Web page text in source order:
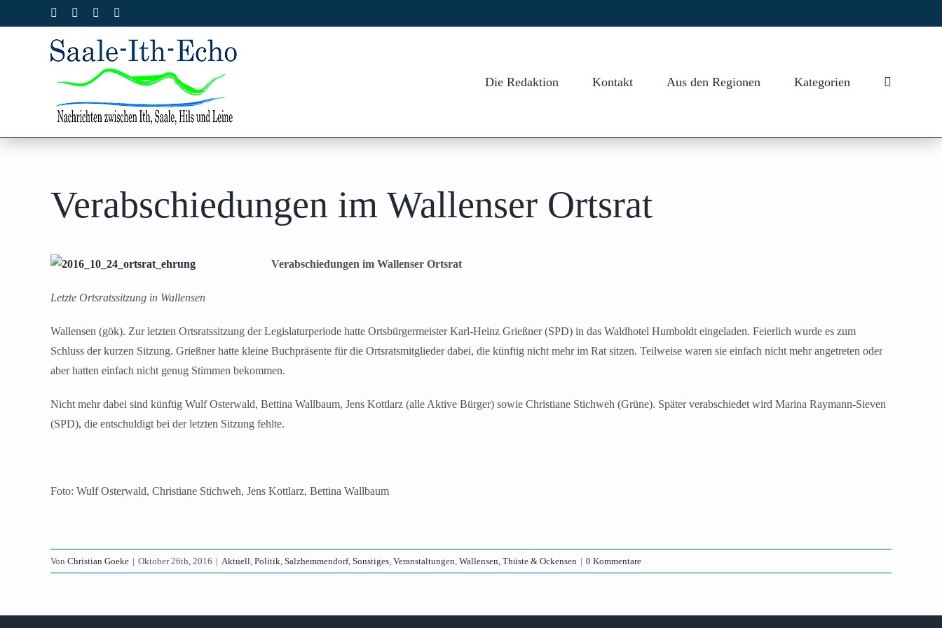
Inhalt
Facebook Instagram
Die Redaktion Kontakt Aus den Regionen Kategorien
Verabschiedungen im Wallenser Ortsrat
Verabschiedungen im Wallenser Ortsrat
Letzte Ortsratssitzung in Wallensen
Wallensen (gök). Zur letzten Ortsratssitzung der Legislaturperiode hatte Ortsbürgermeister Karl-Heinz Grießner (SPD) in das Waldhotel Humboldt eingeladen. Feierlich wurde es zum
Schluss der kurzen Sitzung. Grießner hatte kleine Buchpräsente für die Ortsratsmitglieder dabei, die künftig nicht mehr im Rat sitzen. Teilweise waren sie einfach nicht mehr angetreten oder
aber hatten einfach nicht genug Stimmen bekommen.
Nicht mehr dabei sind künftig Wulf Osterwald, Bettina Wallbaum, Jens Kottlarz (alle Aktive Bürger) sowie Christiane Stichweh (Grüne). Später verabschiedet wird Marina Raymann-Sieven
(SPD), die entschuldigt bei der letzten Sitzung fehlte.
Foto: Wulf Osterwald, Christiane Stichweh, Jens Kottlarz, Bettina Wallbaum
Von Christian Goeke | Oktober 26th, 2016 | Aktuell, Politik, Salzhemmendorf, Sonstiges, Veranstaltungen, Wallensen, Thüste & Ockensen | 0 Kommentare